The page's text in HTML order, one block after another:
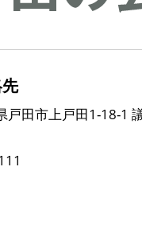
戸田市上戸田1-18-1